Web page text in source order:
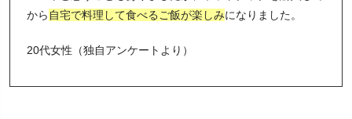
から 自宅で料理して食べるご飯が楽しみになりました。
20代女性（独自アンケートより）